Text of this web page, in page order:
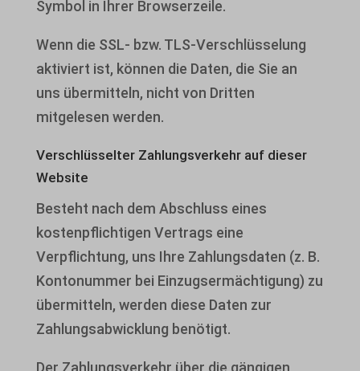
Symbol in Ihrer Browserzeile.
Wenn die SSL- bzw. TLS-Verschlüsselung
aktiviert ist, können die Daten, die Sie an
uns übermitteln, nicht von Dritten
mitgelesen werden.
Verschlüsselter Zahlungsverkehr auf dieser
Website
Besteht nach dem Abschluss eines
kostenpflichtigen Vertrags eine
Verpflichtung, uns Ihre Zahlungsdaten (z. B.
Kontonummer bei Einzugsermächtigung) zu
übermitteln, werden diese Daten zur
Zahlungsabwicklung benötigt.
Der Zahlungsverkehr über die gängigen
twCookieConsent
wpc*